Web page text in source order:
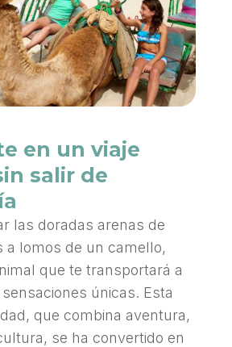
en un viaje
salir de
las doradas arenas de
a lomos de un camello,
que te transportará a
únicas. Esta
que combina aventura,
se ha convertido en